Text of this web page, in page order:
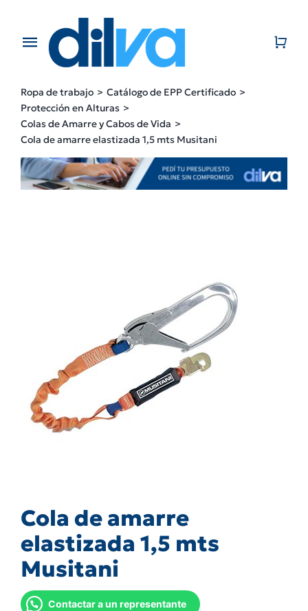
contentToggle
EMPRESA
PRODUCTOS
Ropa de trabajo
Catálogo de EPP Certificado
Protección en Alturas
Colas de Amarre y Cabos de Vida
Cola de amarre elastizada 1,5 mts Musitani
Cola de amarre
elastizada 1,5 mts
Musitani
Contactar a un representante